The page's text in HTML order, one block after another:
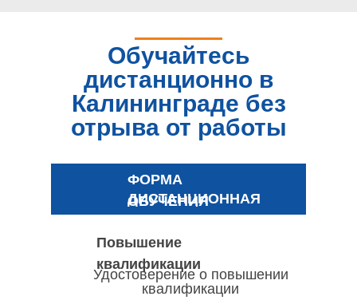
Обучайтесь
дистанционно в
Калининграде без
отрыва от работы
ФОРМА
ОБУЧЕНИЯ
ДИСТАНЦИОННАЯ
Повышение
квалификации
Удостоверение о повышении
квалификации